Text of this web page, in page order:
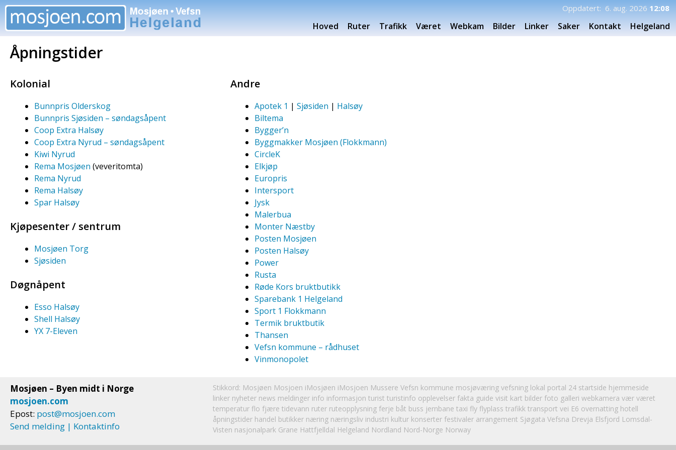
Hopp
innhold
Oppdatert: 6. aug. 2026 12:08
Hoved Ruter Trafikk Været Webkam Bilder Linker Saker Kontakt Helgeland
Åpningstider
Kolonial
Bunnpris Olderskog
Bunnpris Sjøsiden – søndagsåpent
Coop Extra Halsøy
Coop Extra Nyrud – søndagsåpent
Kiwi Nyrud
Rema Mosjøen (veveritomta)
Rema Nyrud
Rema Halsøy
Spar Halsøy
Kjøpesenter / sentrum
Mosjøen Torg
Sjøsiden
Døgnåpent
Esso Halsøy
Shell Halsøy
YX 7-Eleven
Andre
Apotek 1 | Sjøsiden | Halsøy
Biltema
Bygger’n
Byggmakker Mosjøen (Flokkmann)
CircleK
Elkjøp
Europris
Intersport
Jysk
Malerbua
Monter Næstby
Posten Mosjøen
Posten Halsøy
Power
Rusta
Røde Kors bruktbutikk
Sparebank 1 Helgeland
Sport 1 Flokkmann
Termik bruktbutik
Thansen
Vefsn kommune – rådhuset
Vinmonopolet
Mosjøen – Byen midt i Norge
mosjoen.com
Epost: post@mosjoen.com
Send melding | Kontaktinfo
Stikkord: Mosjøen Mosjoen iMosjøen iMosjoen Mussere Vefsn kommune mosjøværing vefsning lokal portal 24 startside hjemmeside
linker nyheter news meldinger info informasjon turist turistinfo opplevelser fakta guide visit kart bilder foto galleri webkamera vær været
temperatur flo fjære tidevann ruter ruteopplysning ferje båt buss jernbane taxi fly flyplass trafikk transport vei E6 overnatting hotell
åpningstider handel butikker næring næringsliv industri kultur konserter festivaler arrangement Sjøgata Vefsna Drevja Elsfjord Lomsdal-
Visten nasjonalpark Grane Hattfjelldal Helgeland Nordland Nord-Norge Norway